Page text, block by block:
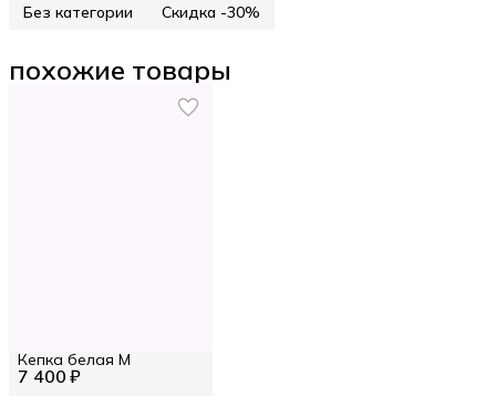
Без категории Скидка -30%
похожие товары
7 400 ₽
Кепка белая M